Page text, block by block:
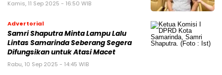
Kamis, 11 Sep 2025 - 16:50 WIB
Advertorial
Samri Shaputra Minta Lampu Lalu
Lintas Samarinda Seberang Segera
Difungsikan untuk Atasi Macet
Rabu, 10 Sep 2025 - 14:45 WIB